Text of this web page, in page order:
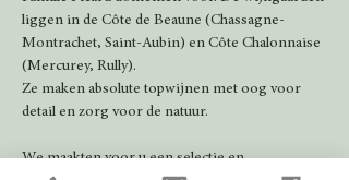
liggen in de Côte de Beaune (Chassagne-
Montrachet, Saint-Aubin) en Côte Chalonnaise
(Mercurey, Rully).
Ze maken absolute topwijnen met oog voor
detail en zorg voor de natuur.
We maakten voor u een selectie en